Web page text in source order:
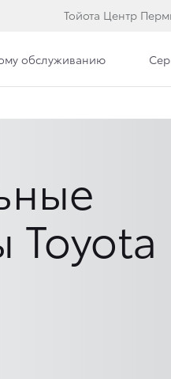
Тойота Центр
обслуживанию
Toyota